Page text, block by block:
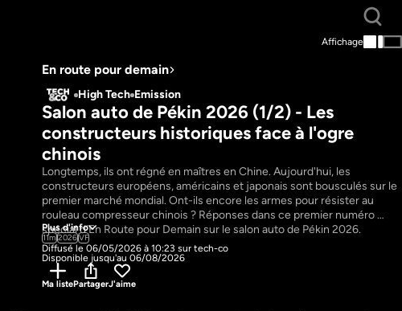
Affichage
En route pour demain
High Tech Emission
Salon auto de Pékin 2026 (1/2) - Les
constructeurs historiques face à l'ogre
chinois
Longtemps, ils ont régné en maîtres en Chine. Aujourd'hui, les
constructeurs européens, américains et japonais sont bousculés sur le
premier marché mondial. Ont-ils encore les armes pour résister au
rouleau compresseur chinois ? Réponses dans ce premier numéro
spécial d'En Route pour Demain sur le salon auto de Pékin 2026.
Plus d'info
11m2026VF
Diffusé le 06/05/2026 à 10:23 sur tech-co
Disponible jusqu'au 06/08/2026
Ma listePartagerJ'aime